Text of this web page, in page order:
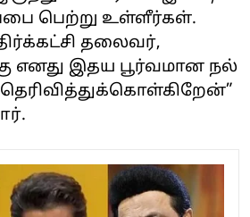
பெற்று உள்ளீர்கள்.
தலைவர்,
எனது இதய பூர்வமான நல்